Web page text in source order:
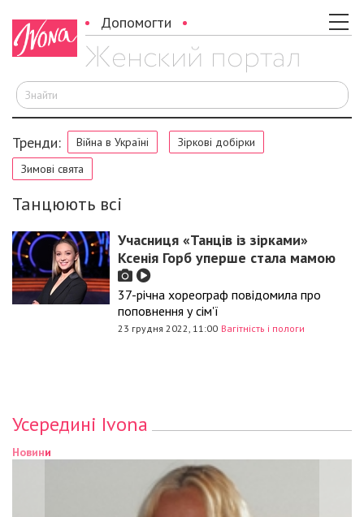
Допомогти
Тренди: Війна в Україні
Зіркові добірки
Зимові свята
Танцюють всі
Учасниця «Танців із зірками»
Ксенія Горб уперше стала мамою
37-річна хореограф повідомила про
поповнення у сім'ї
23 грудня 2022, 11:00 Вагітність і пологи
Усередині Ivona
Новини